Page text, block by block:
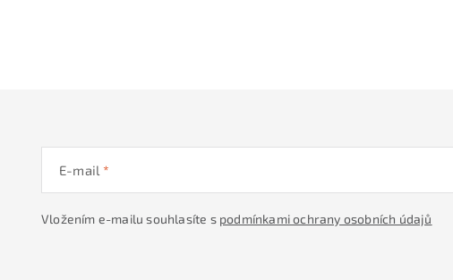
E-mail
Vložením e-mailu souhlasíte s podmínkami ochrany osobních údajů